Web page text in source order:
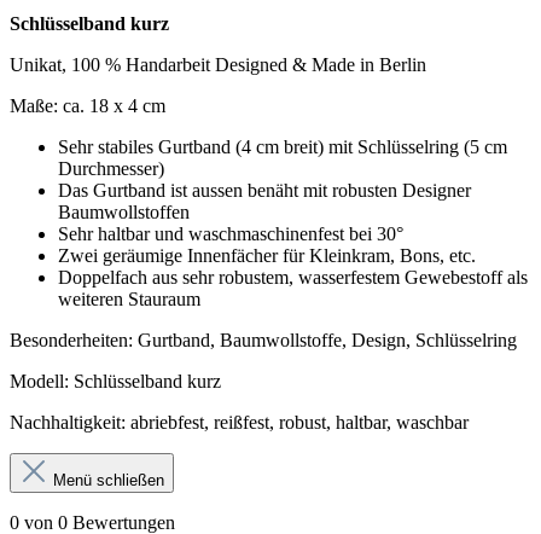
Schlüsselband kurz
Unikat, 100 % Handarbeit Designed & Made in Berlin
Maße: ca. 18 x 4 cm
Sehr stabiles Gurtband (4 cm breit) mit Schlüsselring (5 cm
Durchmesser)
Das Gurtband ist aussen benäht mit robusten Designer
Baumwollstoffen
Sehr haltbar und waschmaschinenfest bei 30°
Zwei geräumige Innenfächer für Kleinkram, Bons, etc.
Doppelfach aus sehr robustem, wasserfestem Gewebestoff als
weiteren Stauraum
Besonderheiten: Gurtband, Baumwollstoffe, Design, Schlüsselring
Modell: Schlüsselband kurz
Nachhaltigkeit: abriebfest, reißfest, robust, haltbar, waschbar
Menü schließen
0 von 0 Bewertungen